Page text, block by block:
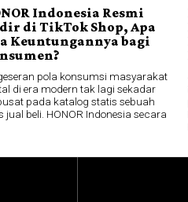
Indonesia Resmi
di TikTok Shop, Apa
Keuntungannya bagi
pola konsumsi masyarakat
di era modern tak lagi sekadar
pada katalog statis sebuah
jual beli. HONOR Indonesia secara